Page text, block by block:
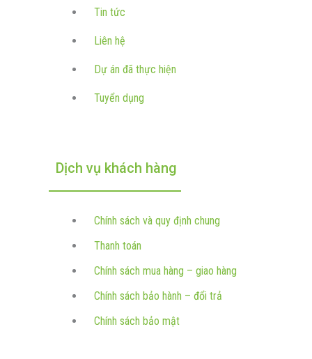
Tin tức
Liên hệ
Dự án đã thực hiện
Tuyển dụng
Dịch vụ khách hàng
Chính sách và quy định chung
Thanh toán
Chính sách mua hàng – giao hàng
Chính sách bảo hành – đổi trả
Chính sách bảo mật